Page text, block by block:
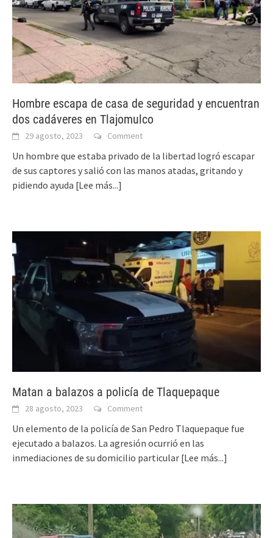
Hombre escapa de casa de seguridad y encuentran
dos cadáveres en Tlajomulco
29 agosto, 2023 Comment
Un hombre que estaba privado de la libertad logró escapar
de sus captores y salió con las manos atadas, gritando y
pidiendo ayuda [Lee más...]
Matan a balazos a policía de Tlaquepaque
28 agosto, 2023 Comment
Un elemento de la policía de San Pedro Tlaquepaque fue
ejecutado a balazos. La agresión ocurrió en las
inmediaciones de su domicilio particular [Lee más...]